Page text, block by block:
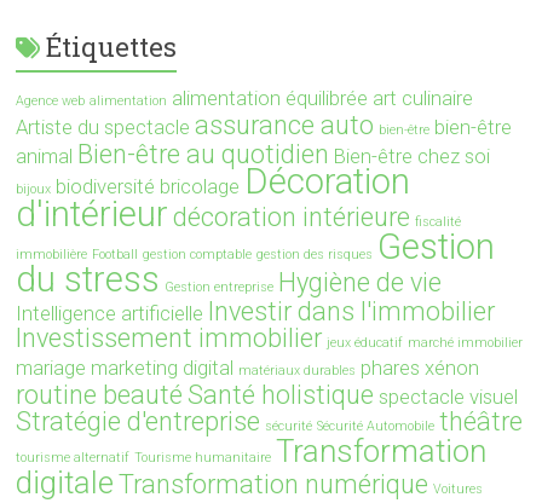
Étiquettes
Agence web alimentation alimentation équilibrée art culinaire
Artiste du spectacle assurance auto bien-être bien-être
animal Bien-être au quotidien Bien-être chez soi
bijoux biodiversité bricolage Décoration
d'intérieur décoration intérieure fiscalité
immobilière Football gestion comptable gestion des risques Gestion
du stress Gestion entreprise Hygiène de vie
Intelligence artificielle Investir dans l'immobilier
Investissement immobilier jeux éducatif marché immobilier
mariage marketing digital matériaux durables phares xénon
routine beauté Santé holistique spectacle visuel
Stratégie d'entreprise sécurité Sécurité Automobile théâtre
tourisme alternatif Tourisme humanitaire Transformation
digitale Transformation numérique Voitures